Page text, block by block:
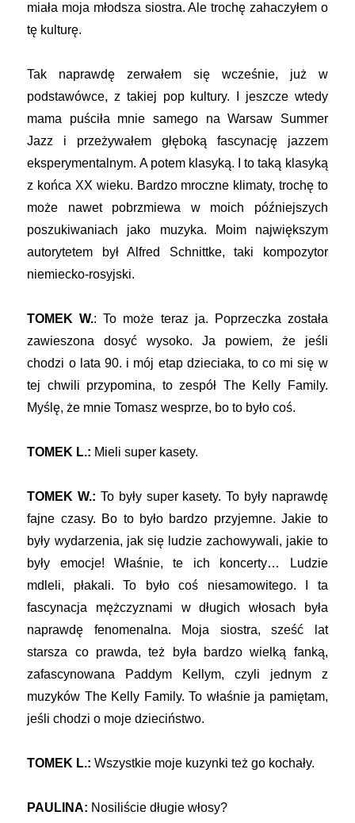
miała moja młodsza siostra. Ale trochę zahaczyłem o
tę kulturę.
Tak naprawdę zerwałem się wcześnie, już w
podstawówce, z takiej pop kultury. I jeszcze wtedy
mama puściła mnie samego na Warsaw Summer
Jazz i przeżywałem głęboką fascynację jazzem
eksperymentalnym. A potem klasyką. I to taką klasyką
z końca XX wieku. Bardzo mroczne klimaty, trochę to
może nawet pobrzmiewa w moich późniejszych
poszukiwaniach jako muzyka. Moim największym
autorytetem był Alfred Schnittke, taki kompozytor
niemiecko-rosyjski.
TOMEK W.: To może teraz ja. Poprzeczka została
zawieszona dosyć wysoko. Ja powiem, że jeśli
chodzi o lata 90. i mój etap dzieciaka, to co mi się w
tej chwili przypomina, to zespół The Kelly Family.
Myślę, że mnie Tomasz wesprze, bo to było coś.
TOMEK L.: Mieli super kasety.
TOMEK W.: To były super kasety. To były naprawdę
fajne czasy. Bo to było bardzo przyjemne. Jakie to
były wydarzenia, jak się ludzie zachowywali, jakie to
były emocje! Właśnie, te ich koncerty… Ludzie
mdleli, płakali. To było coś niesamowitego. I ta
fascynacja mężczyznami w długich włosach była
naprawdę fenomenalna. Moja siostra, sześć lat
starsza co prawda, też była bardzo wielką fanką,
zafascynowana Paddym Kellym, czyli jednym z
muzyków The Kelly Family. To właśnie ja pamiętam,
jeśli chodzi o moje dzieciństwo.
TOMEK L.: Wszystkie moje kuzynki też go kochały.
PAULINA: Nosiliście długie włosy?